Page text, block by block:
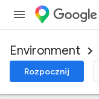
Environment
Rozpocznij